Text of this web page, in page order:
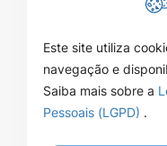
Este site utiliza
navegação e
Saiba mais sobre a
Pessoais (LGPD) .